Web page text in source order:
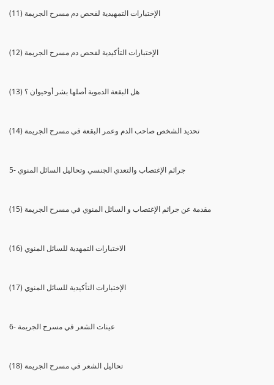
(11) الإختبارات التمهيدية لفحص دم مسرح الجريمة
(12) الإختبارات التأكيدية لفحص دم مسرح الجريمة
(13) هل البقعة الدموية أصلها بشر أوحيوان ؟
(14) تحديد الشخص صاحب الدم وعمر البقعة في مسرح الجريمة
5- جرائم الإغتصاب والتعدي الجنسي وتحاليل السائل المنوي
(15) مقدمة عن جرائم الإغتصاب و السائل المنوي في مسرح الجريمة
(16) الاختبارات التمهدية للسائل المنوي
(17) الإختبارات التأكيدية للسائل المنوي
6- عينات الشعر في مسرح الجريمة
(18) تحاليل الشعر في مسرح الجريمة